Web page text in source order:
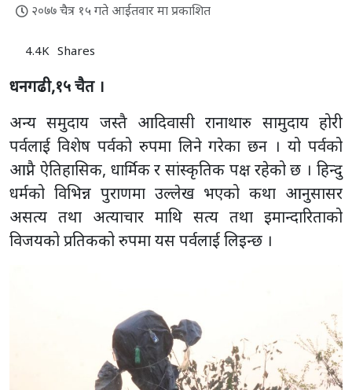
२०७७ चैत्र १५ गते आईतवार मा प्रकाशित
4.4K Shares
धनगढी,१५ चैत ।
अन्य समुदाय जस्तै आदिवासी रानाथारु सामुदाय होरी
पर्वलाई विशेष पर्वको रुपमा लिने गरेका छन । यो पर्वको
आप्नै ऐतिहासिक, धार्मिक र सांस्कृतिक पक्ष रहेको छ । हिन्दु
धर्मको विभिन्न पुराणमा उल्लेख भएको कथा आनुसासर
असत्य तथा अत्याचार माथि सत्य तथा इमान्दारिताको
विजयको प्रतिकको रुपमा यस पर्वलाई लिइन्छ ।